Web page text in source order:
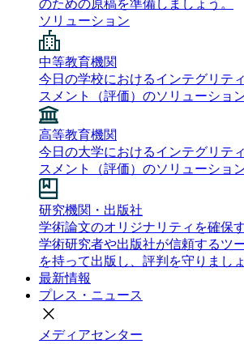
のための原稿を準備しましょう。
ソリューション
中等教育機関
今日の学校におけるインテグリテ
スメント（評価）のソリューショ
高等教育機関
今日の大学におけるインテグリテ
スメント（評価）のソリューショ
研究機関・出版社
学術論文のオリジナリティを確保
学術研究者や出版社が信頼するツ
を持って出版し、評判を守りましょ
最新情報
プレス・ニュース
close
メディアセンター